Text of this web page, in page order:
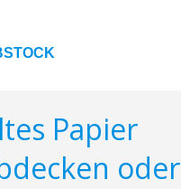
Papier
oder